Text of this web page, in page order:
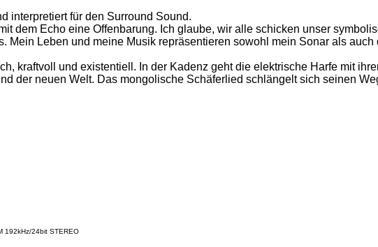
interpretiert für den Surround Sound.
dem Echo eine Offenbarung. Ich glaube, wir alle schicken unser
Leben und meine Musik repräsentieren sowohl mein Sonar als
kraftvoll und existentiell. In der Kadenz geht die elektrische Harfe mit
der neuen Welt. Das mongolische Schäferlied schlängelt sich seinen
192kHz/24bit STEREO